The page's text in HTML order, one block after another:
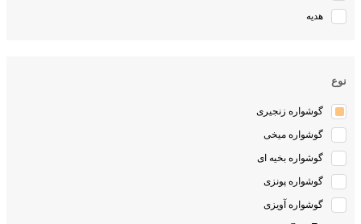
هدیه
نوع
گوشواره زنجیری
گوشواره میخی
گوشواره بخیه ای
گوشواره پونزی
گوشواره آویزی